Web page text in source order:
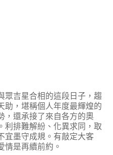
眾吉星合相的這段日子，趨
助，堪稱個人年度最輝煌的
，還承接了來自各方的奧
利排難解紛、化異求同，取
宜墨守成規。有敲定大客
情是再續前約。